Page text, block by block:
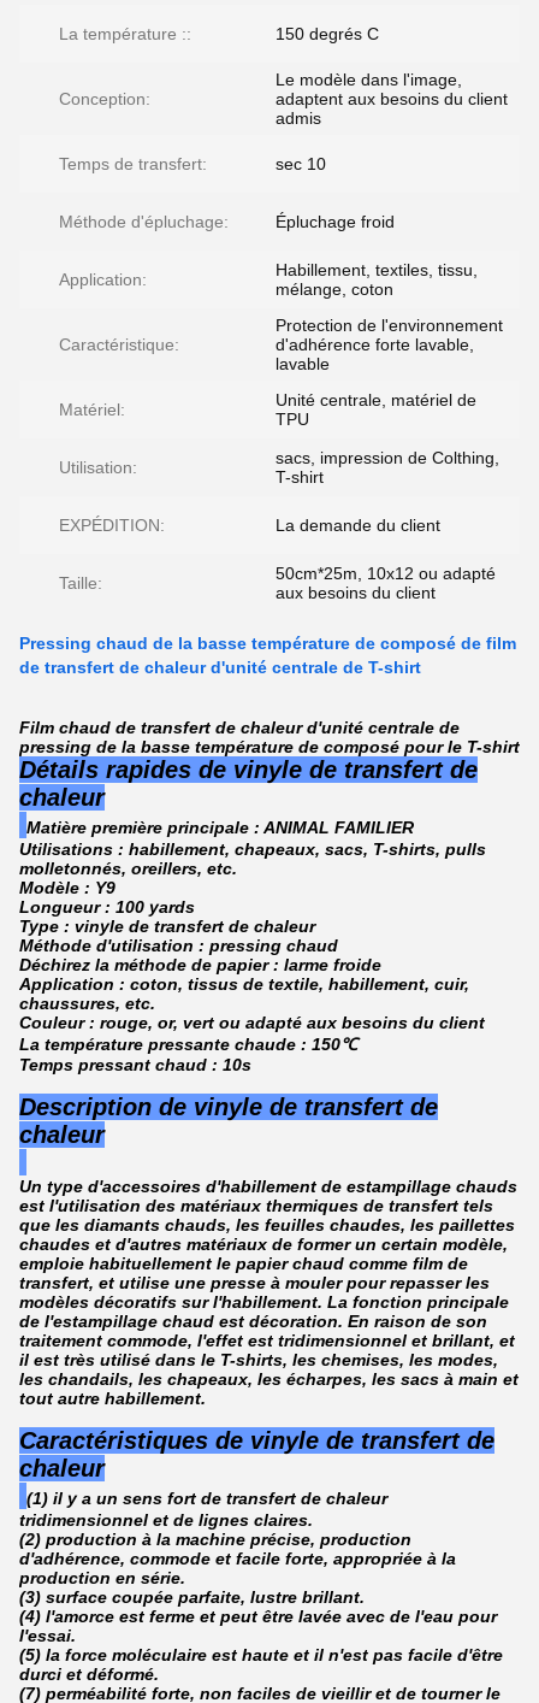
La température :: 150 degrés C
Conception:
Le modèle dans l'image,
adaptent aux besoins du client
admis
Temps de transfert: sec 10
Méthode d'épluchage: Épluchage froid
Application:
Habillement, textiles, tissu,
mélange, coton
Caractéristique:
Protection de l'environnement
d'adhérence forte lavable,
lavable
Matériel:
Unité centrale, matériel de
TPU
Utilisation:
sacs, impression de Colthing,
T-shirt
EXPÉDITION: La demande du client
Taille:
50cm*25m, 10x12 ou adapté
aux besoins du client
Pressing chaud de la basse température de composé de film
de transfert de chaleur d'unité centrale de T-shirt
Film chaud de transfert de chaleur d'unité centrale de
pressing de la basse température de composé pour le T-shirt
Détails rapides de vinyle de transfert de
chaleur
Matière première principale : ANIMAL FAMILIER
Utilisations : habillement, chapeaux, sacs, T-shirts, pulls
molletonnés, oreillers, etc.
Modèle : Y9
Longueur : 100 yards
Type : vinyle de transfert de chaleur
Méthode d'utilisation : pressing chaud
Déchirez la méthode de papier : larme froide
Application : coton, tissus de textile, habillement, cuir,
chaussures, etc.
Couleur : rouge, or, vert ou adapté aux besoins du client
La température pressante chaude : 150℃
Temps pressant chaud : 10s
Description de vinyle de transfert de
chaleur
Un type d'accessoires d'habillement de estampillage chauds
est l'utilisation des matériaux thermiques de transfert tels
que les diamants chauds, les feuilles chaudes, les paillettes
chaudes et d'autres matériaux de former un certain modèle,
emploie habituellement le papier chaud comme film de
transfert, et utilise une presse à mouler pour repasser les
modèles décoratifs sur l'habillement. La fonction principale
de l'estampillage chaud est décoration. En raison de son
traitement commode, l'effet est tridimensionnel et brillant, et
il est très utilisé dans le T-shirts, les chemises, les modes,
les chandails, les chapeaux, les écharpes, les sacs à main et
tout autre habillement.
Caractéristiques de vinyle de transfert de
chaleur
(1) il y a un sens fort de transfert de chaleur
tridimensionnel et de lignes claires.
(2) production à la machine précise, production
d'adhérence, commode et facile forte, appropriée à la
production en série.
(3) surface coupée parfaite, lustre brillant.
(4) l'amorce est ferme et peut être lavée avec de l'eau pour
l'essai.
(5) la force moléculaire est haute et il n'est pas facile d'être
durci et déformé.
(7) perméabilité forte, non faciles de vieillir et de tourner le